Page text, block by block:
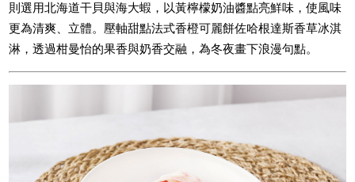
則選用北海道干貝與海大蝦，以黃檸檬奶油醬點亮鮮味，使風味
更為清爽、立體。壓軸甜點法式香橙可麗餅佐哈根達斯香草冰淇
淋，透過柑曼怡的果香與奶香交融，為冬夜畫下浪漫句點。